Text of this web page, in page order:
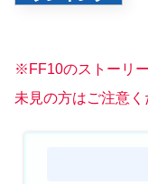
※FF10のストーリ
未見の方はご注意く